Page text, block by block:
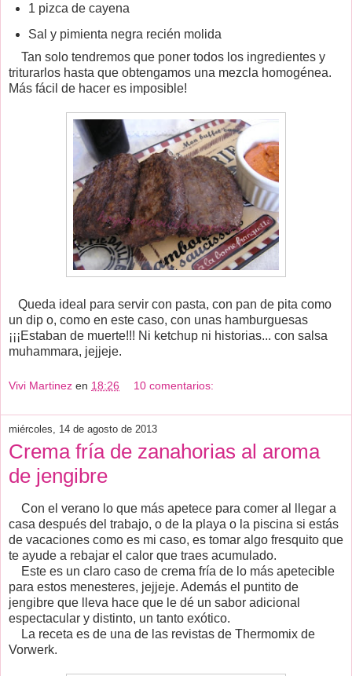
1 pizca de cayena
Sal y pimienta negra recién molida
Tan solo tendremos que poner todos los ingredientes y
triturarlos hasta que obtengamos una mezcla homogénea.
Más fácil de hacer es imposible!
Queda ideal para servir con pasta, con pan de pita como
un dip o, como en este caso, con unas hamburguesas
¡¡¡Estaban de muerte!!! Ni ketchup ni historias... con salsa
muhammara, jejjeje.
Vivi Martinez en 18:26 10 comentarios:
miércoles, 14 de agosto de 2013
Crema fría de zanahorias al aroma
de jengibre
Con el verano lo que más apetece para comer al llegar a
casa después del trabajo, o de la playa o la piscina si estás
de vacaciones como es mi caso, es tomar algo fresquito que
te ayude a rebajar el calor que traes acumulado.
Este es un claro caso de crema fría de lo más apetecible
para estos menesteres, jejjeje. Además el puntito de
jengibre que lleva hace que le dé un sabor adicional
espectacular y distinto, un tanto exótico.
La receta es de una de las revistas de Thermomix de
Vorwerk.